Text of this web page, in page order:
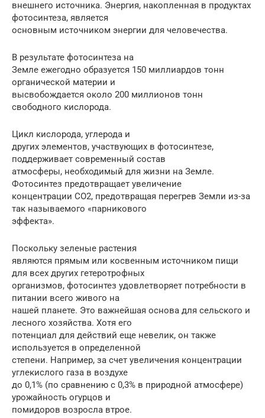
внешнего источника. Энергия, накопленная в продуктах
фотосинтеза, является
основным источником энергии для человечества.
В результате фотосинтеза на
Земле ежегодно образуется 150 миллиардов тонн
органической материи и
высвобождается около 200 миллионов тонн
свободного кислорода.
Цикл кислорода, углерода и
других элементов, участвующих в фотосинтезе,
поддерживает современный состав
атмосферы, необходимый для жизни на Земле.
Фотосинтез предотвращает увеличение
концентрации CO2, предотвращая перегрев Земли из-за
так называемого «парникового
эффекта».
Поскольку зеленые растения
являются прямым или косвенным источником пищи
для всех других гетеротрофных
организмов, фотосинтез удовлетворяет потребности в
питании всего живого на
нашей планете. Это важнейшая основа для сельского и
лесного хозяйства. Хотя его
потенциал для действий еще невелик, он также
используется в определенной
степени. Например, за счет увеличения концентрации
углекислого газа в воздухе
до 0,1% (по сравнению с 0,3% в природной атмосфере)
урожайность огурцов и
помидоров возросла втрое.